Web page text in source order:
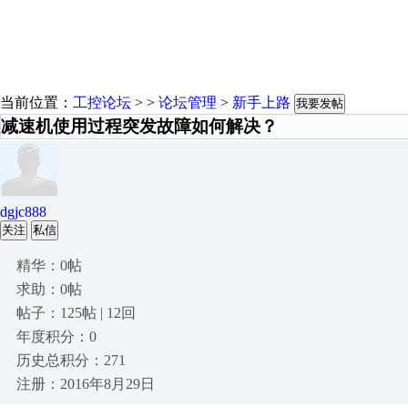
当前位置： 工控论坛 > > 论坛管理 > 新手上路 我要发帖
减速机使用过程突发故障如何解决？
dgjc888
关注 私信
精华：0帖
求助：0帖
帖子：125帖 | 12回
年度积分：0
历史总积分：271
注册：2016年8月29日